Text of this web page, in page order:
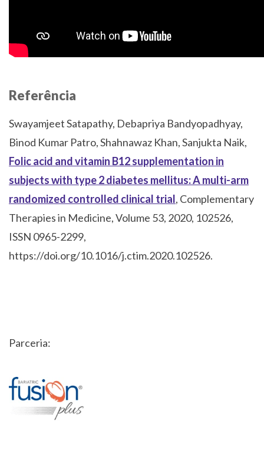
Referência
Swayamjeet Satapathy, Debapriya Bandyopadhyay,
Binod Kumar Patro, Shahnawaz Khan, Sanjukta Naik,
Folic acid and vitamin B12 supplementation in
subjects with type 2 diabetes mellitus: A multi-arm
randomized controlled clinical trial, Complementary
Therapies in Medicine, Volume 53, 2020, 102526,
ISSN 0965-2299,
https://doi.org/10.1016/j.ctim.2020.102526.
Parceria: